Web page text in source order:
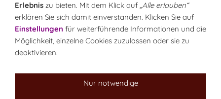
Monatsrätsel
Rätseln & Gewinnen!
Erlebnis zu bieten. Mit dem Klick auf „Alle erlauben“
erklären Sie sich damit einverstanden. Klicken Sie auf
Einstellungen für weiterführende Informationen und die
Möglichkeit, einzelne Cookies zuzulassen oder sie zu
deaktivieren.
Nur notwendige